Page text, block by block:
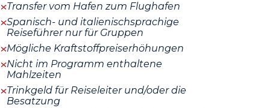
Transfer vom Hafen zum Flughafen
Spanisch- und italienischsprachige
Reiseführer nur für Gruppen
Mögliche Kraftstoffpreiserhöhungen
Nicht im Programm enthaltene
Mahlzeiten
Trinkgeld für Reiseleiter und/oder die
Besatzung